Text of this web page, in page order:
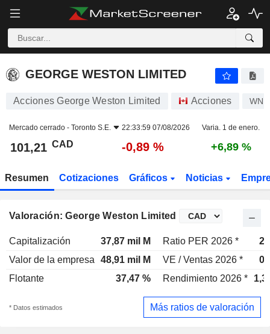
GEORGE WESTON LIMITED
GEORGE WESTON LIMITED
Acciones George Weston Limited Acciones WN
Mercado cerrado - Toronto S.E. 22:33:59 07/08/2026 Varia. 1 de enero.
101,21 CAD -0,89 % +6,89 %
Resumen Cotizaciones Gráficos Noticias
Valoración: George Weston Limited
Capitalización 37,87 mil M Ratio PER 2026 *
Valor de la empresa
48,91 mil M VE / Ventas 2026 *
Flotante
37,47 % Rendimiento 2026 *
* Datos estimados Más ratios de valoración